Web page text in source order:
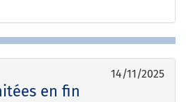
14/11/2025
en fin